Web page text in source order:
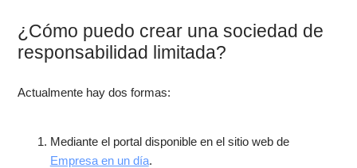
¿Cómo puedo crear una sociedad de
responsabilidad limitada?
Actualmente hay dos formas:
Mediante el portal disponible en el sitio web de
Empresa en un día.